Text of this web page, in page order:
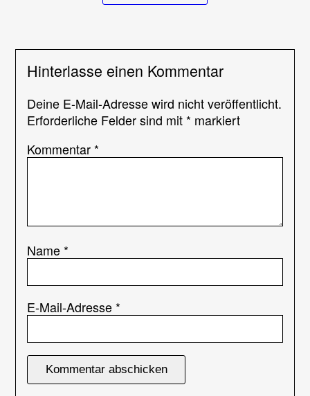
Hinterlasse einen Kommentar
Deine E-Mail-Adresse wird nicht veröffentlicht.
Erforderliche Felder sind mit * markiert
Kommentar *
Name *
E-Mail-Adresse *